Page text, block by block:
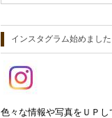
インスタグラム始めました
色々な情報や写真をＵＰし